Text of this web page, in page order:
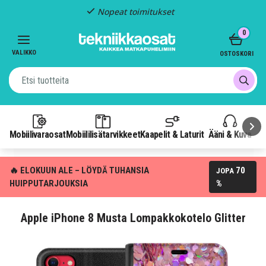
Nopeat toimitukset
VALIKKO
MobiilivaraosatMobiililisätarvikkeetKaapelit & Laturit Ääni & Kuva
0
OSTOSKORI
🔥 ELOKUUN ALE – LÖYDÄ TUHANSIA
HUIPPUTARJOUKSIA
JOPA 70
%
Apple iPhone 8 Musta Lompakkokotelo Glitter